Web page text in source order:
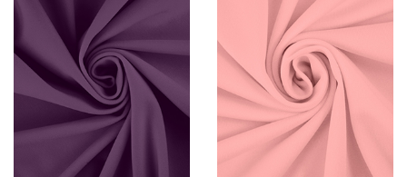
Ваше имя
Телефон
Ваш телефон
E-mail